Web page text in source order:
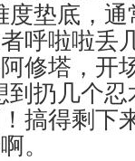
度垫底，
呼啦啦丢
修塔，开
到扔几个
搞得剩下
。